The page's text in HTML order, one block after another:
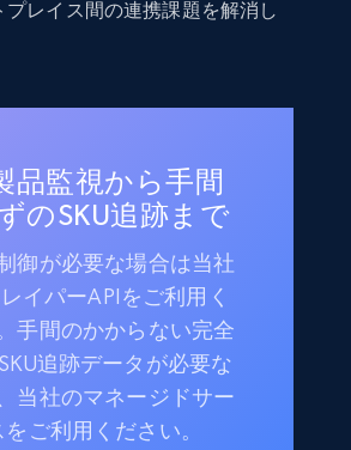
プレイス間の連携課題を解消し
品監視から手間
のSKU追跡まで
御が必要な場合は当社
イパーAPIをご利用く
手間のかからない完全
追跡データが必要な
当社のマネージドサー
をご利用ください。